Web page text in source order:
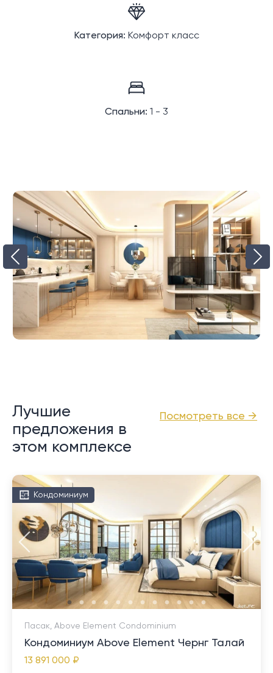
Категория: Комфорт класс
Спальни: 1 - 3
Посмотреть все →
Лучшие
предложения в
этом комплексе
Кондоминиум
Пасак, Above Element Condominium
Кондоминиум Above Element Чернг Талай
13 891 000 ₽